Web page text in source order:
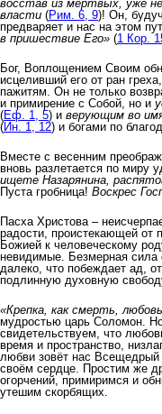
восстав из мертвых, уже
власти (Рим. 6, 9)! Он,
предваряет и нас на этом
в пришествие Его» (1 Кор.
Бог, Воплощением Своим
исцеливший его от ран
пажитям. Он не только
и примирение с Собой, но и
(Еф. 1, 5) и верующим во
(Ин. 1, 12) и богами по
Вместе с весенним
вновь разлетается по миру
ищете Назарянина,
Пуста гробница! Воскрес
Пасха Христова –
радости, проистекающей от
Божией к человеческому
невидимые. Безмерная сила
далеко, что побеждает ад,
подлинную духовную
«Крепка, как смерть,
мудростью царь Соломон.
свидетельствуем, что
время и пространство,
любви зовёт нас Всещедрый
своём сердце. Простим же
огорчений, примиримся и
утешим скорбящих.